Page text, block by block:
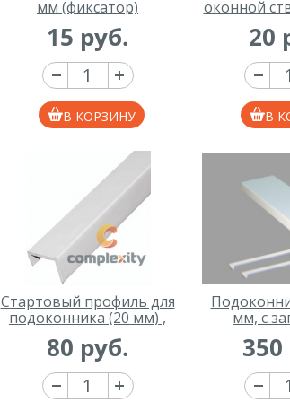
мм (фиксатор)
15 руб.
В КОРЗИНУ
оконной
20
В
Стартовый профиль для
подоконника (20 мм) ,
1000 мм
80 руб.
мм, с